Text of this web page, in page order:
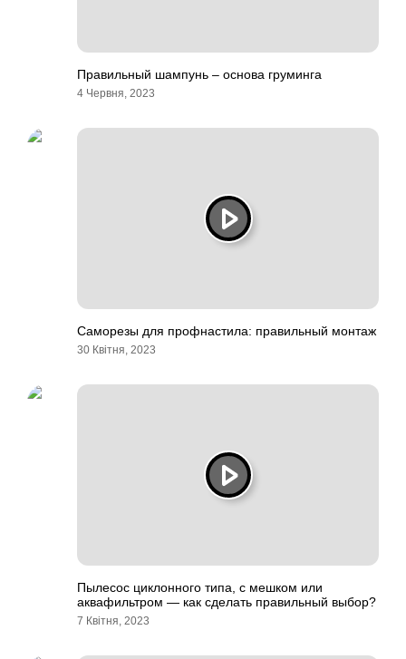
Правильный шампунь – основа груминга
4 Червня, 2023
Саморезы для профнастила: правильный монтаж
30 Квітня, 2023
Пылесос циклонного типа, с мешком или
аквафильтром — как сделать правильный выбор?
7 Квітня, 2023